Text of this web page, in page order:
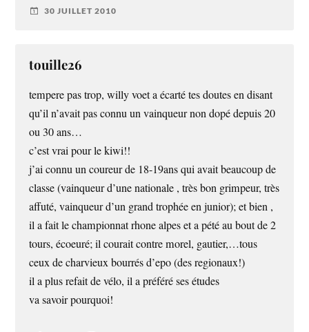
30 JUILLET 2010
touille26
tempere pas trop, willy voet a écarté tes doutes en disant
qu’il n’avait pas connu un vainqueur non dopé depuis 20
ou 30 ans…
c’est vrai pour le kiwi!!
j’ai connu un coureur de 18-19ans qui avait beaucoup de
classe (vainqueur d’une nationale , très bon grimpeur, très
affuté, vainqueur d’un grand trophée en junior); et bien ,
il a fait le championnat rhone alpes et a pété au bout de 2
tours, écoeuré; il courait contre morel, gautier,…tous
ceux de charvieux bourrés d’epo (des regionaux!)
il a plus refait de vélo, il a préféré ses études
va savoir pourquoi!